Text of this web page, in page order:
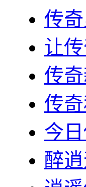
传
让
传
传
今
醉